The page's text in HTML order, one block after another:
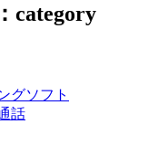
category
グソフト
話